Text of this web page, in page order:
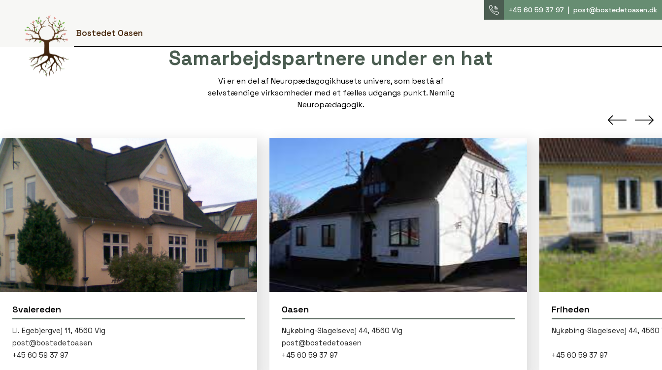
+45 60 59 37 97 | post@bostedetoasen.dk
Bostedet Oasen
Samarbejdspartnere under en hat
Vi er en del af Neuropædagogikhusets univers, som bestå af
selvstændige virksomheder med et fælles udgangs punkt. Nemlig
Neuropædagogik.
Svalereden
post@bostedetoasen
+45 60 59 37 97
Oasen
Nykøbing-Slagelsevej 44, 4560 Vig
+45 60 59 37 97
Friheden
Nykøbing-Slagelsevej 44, 4560
+45 60 59 37 97